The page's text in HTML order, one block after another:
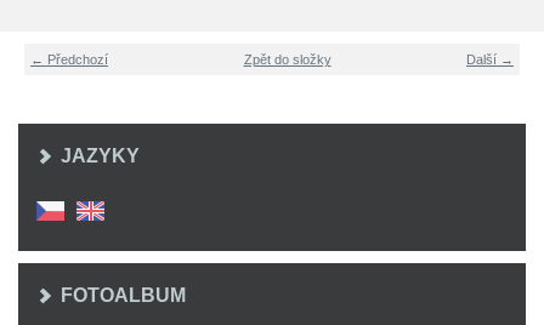
← Předchozí Další →
Zpět do složky
JAZYKY
FOTOALBUM